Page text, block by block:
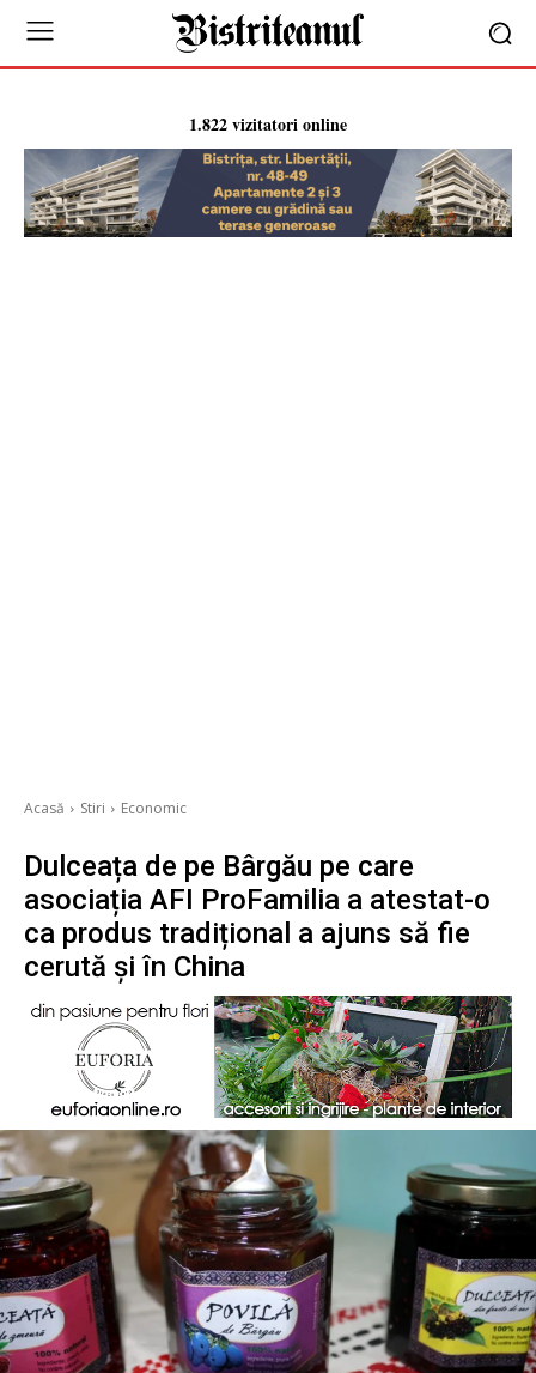
1.822 vizitatori online
Acasă Stiri Economic
Dulceața de pe Bârgău pe care
asociația AFI ProFamilia a atestat-o
ca produs tradițional a ajuns să fie
cerută și în China